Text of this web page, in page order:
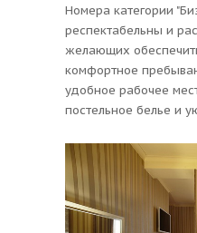
Номера категории
респектабельны и
желающих
комфортное
удобное рабочее
постельное белье и